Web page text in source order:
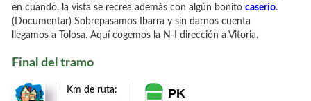
en cuando, la vista se recrea además con algún bonito caserío.
(Documentar) Sobrepasamos Ibarra y sin darnos cuenta
llegamos a Tolosa. Aquí cogemos la N-I dirección a Vitoria.
Final del tramo
Km de ruta:
PK